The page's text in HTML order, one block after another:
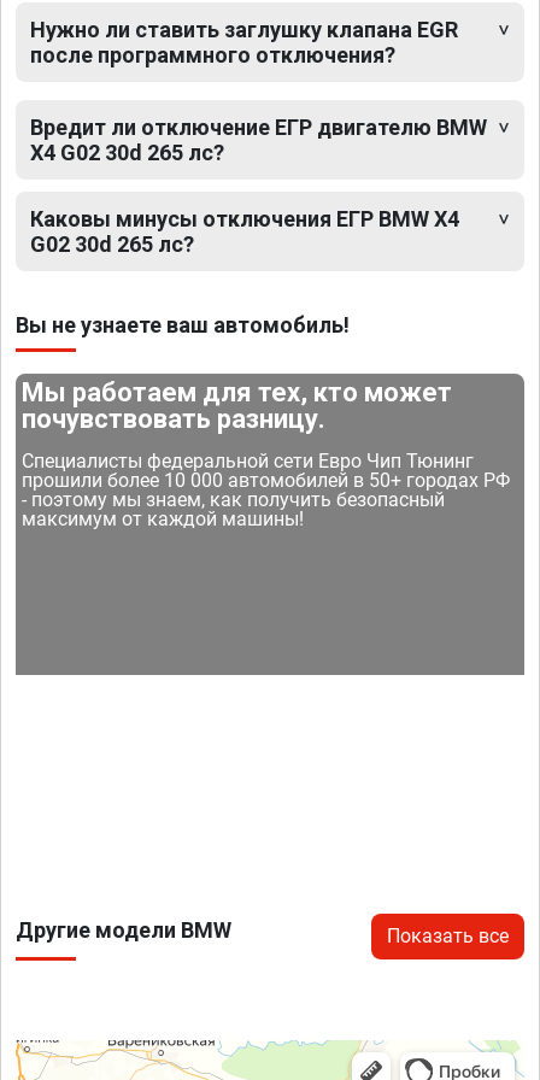
Нужно ли ставить заглушку клапана EGR
после программного отключения?
Вредит ли отключение ЕГР двигателю BMW
X4 G02 30d 265 лс?
Каковы минусы отключения ЕГР BMW X4
G02 30d 265 лс?
Вы не узнаете ваш автомобиль!
Мы работаем для тех, кто может
почувствовать разницу.
Специалисты федеральной сети Евро Чип Тюнинг
прошили более 10 000 автомобилей в 50+ городах РФ
- поэтому мы знаем, как получить безопасный
максимум от каждой машины!
Другие модели BMW Показать все